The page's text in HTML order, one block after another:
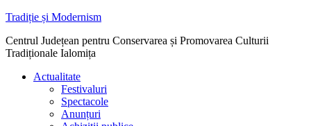
Sari
conținut
Tradiție și Modernism
Centrul Județean pentru Conservarea și Promovarea Culturii
Tradiționale Ialomița
Actualitate
Festivaluri
Spectacole
Anunțuri